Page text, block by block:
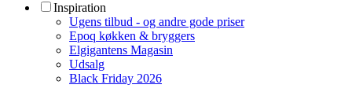
Inspiration
Ugens tilbud - og andre gode priser
Epoq køkken & bryggers
Elgigantens Magasin
Udsalg
Black Friday 2026